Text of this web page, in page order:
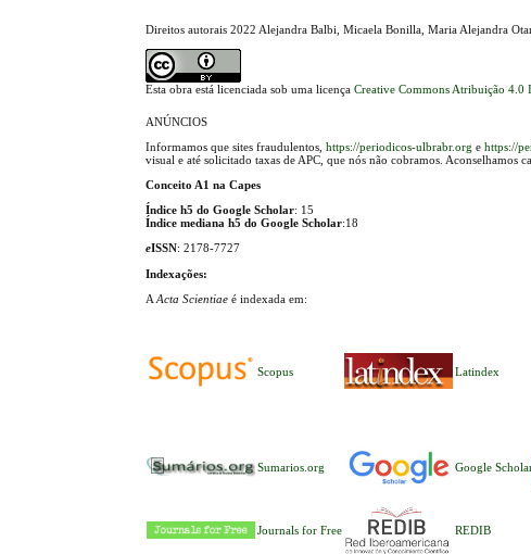
Direitos autorais 2022 Alejandra Balbi, Micaela Bonilla, Maria Alejandra
Esta obra está licenciada sob uma licençaCreative Commons Atribuição 4.0
ANÚNCIOS
Informamos que sites fraudulentos,https://periodicos-ulbrabr.org ehttps://
visual e até solicitado taxas de APC, que nós não cobramos. Aconselhamos
Conceito A1 na Capes
Índice h5 do Google Scholar: 15
Índice mediana h5 do Google Scholar:18
eISSN: 2178-7727
Indexações:
AActa Scientiaeé indexada em:
Scopus Latindex
Sumarios.org Google
Journals for Free REDIB